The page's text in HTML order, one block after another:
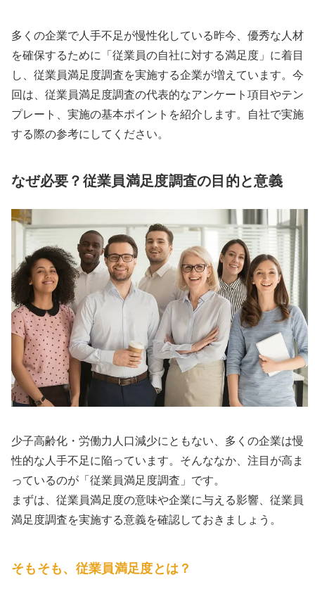
多くの企業で人手不足が慢性化している昨今、優秀な人材
を確保するために「従業員の自社に対する満足度」に着目
し、従業員満足度調査を実施する企業が増えています。今
回は、従業員満足度調査の代表的なアンケート項目やテン
プレート、実施の基本ポイントを紹介します。自社で実施
する際の参考にしてください。
なぜ必要？従業員満足度調査の目的と意義
少子高齢化・労働力人口減少にともない、多くの企業は慢
性的な人手不足に陥っています。そんななか、注目が高ま
っているのが「従業員満足度調査」です。
まずは、従業員満足度の意味や企業に与える影響、従業員
満足度調査を実施する意義を確認しておきましょう。
そもそも、従業員満足度とは？